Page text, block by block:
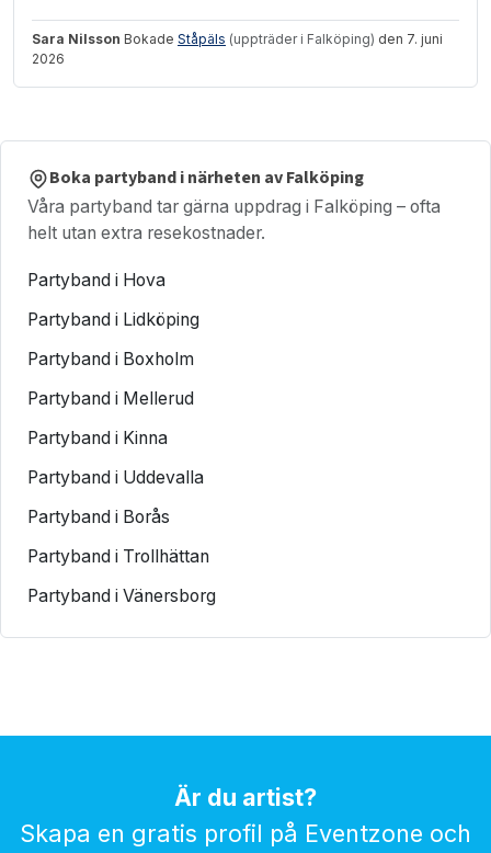
Sara Nilsson Bokade Ståpäls (uppträder i Falköping) den 7. juni
2026
Boka partyband i närheten av Falköping
Våra partyband tar gärna uppdrag i Falköping – ofta
helt utan extra resekostnader.
Partyband i Hova
Partyband i Lidköping
Partyband i Boxholm
Partyband i Mellerud
Partyband i Kinna
Partyband i Uddevalla
Partyband i Borås
Partyband i Trollhättan
Partyband i Vänersborg
Är du artist?
Skapa en gratis profil på Eventzone och